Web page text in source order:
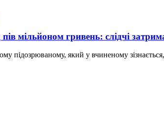
мільйоном гривень: слідчі
підозрюваному, який у вчиненому